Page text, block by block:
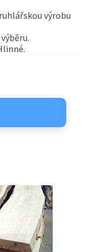
Expand
child
child
Expand
výrobu